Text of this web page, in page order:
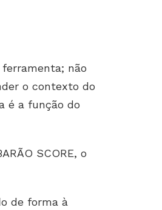
não
o contexto do
é a função do
SCORE, o
de forma à